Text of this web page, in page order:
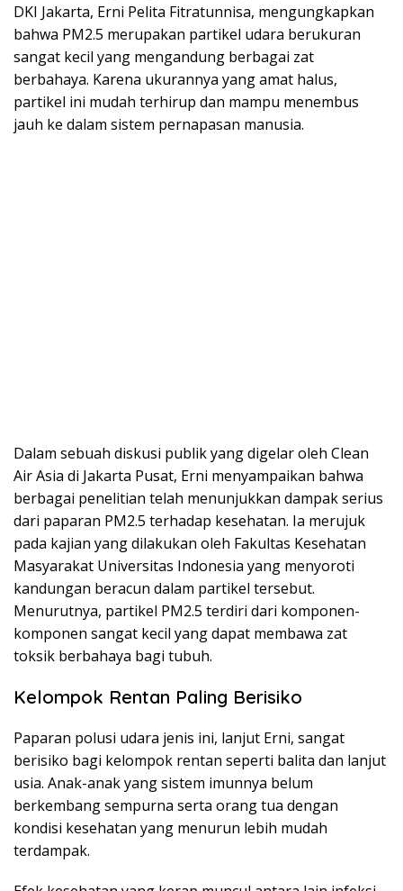
DKI Jakarta, Erni Pelita Fitratunnisa, mengungkapkan
bahwa PM2.5 merupakan partikel udara berukuran
sangat kecil yang mengandung berbagai zat
berbahaya. Karena ukurannya yang amat halus,
partikel ini mudah terhirup dan mampu menembus
jauh ke dalam sistem pernapasan manusia.
Dalam sebuah diskusi publik yang digelar oleh Clean
Air Asia di Jakarta Pusat, Erni menyampaikan bahwa
berbagai penelitian telah menunjukkan dampak serius
dari paparan PM2.5 terhadap kesehatan. Ia merujuk
pada kajian yang dilakukan oleh Fakultas Kesehatan
Masyarakat Universitas Indonesia yang menyoroti
kandungan beracun dalam partikel tersebut.
Menurutnya, partikel PM2.5 terdiri dari komponen-
komponen sangat kecil yang dapat membawa zat
toksik berbahaya bagi tubuh.
Kelompok Rentan Paling Berisiko
Paparan polusi udara jenis ini, lanjut Erni, sangat
berisiko bagi kelompok rentan seperti balita dan lanjut
usia. Anak-anak yang sistem imunnya belum
berkembang sempurna serta orang tua dengan
kondisi kesehatan yang menurun lebih mudah
terdampak.